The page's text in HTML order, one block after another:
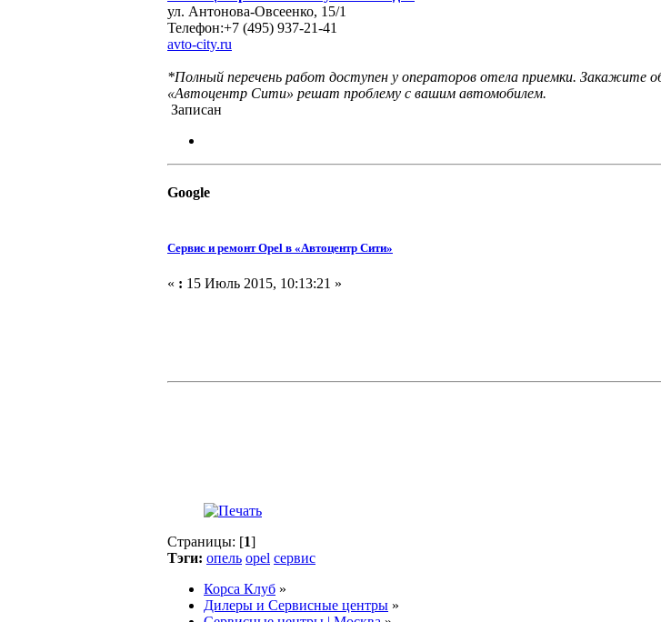
ул. Антонова-Овсеенко, 15/1
Телефон:+7 (495) 937-21-41
avto-city.ru
*Полный перечень работ доступен у операторов отела приемки. Закажите
«Автоцентр Сити» решат проблему с вашим автомобилем.
Записан
Google
Сервис и ремонт Opel в «Автоцентр Сити»
« : 15 Июль 2015, 10:13:21 »
Страницы: [1]
Тэги: опель opel сервис
Корса Клуб »
Дилеры и Сервисные центры »